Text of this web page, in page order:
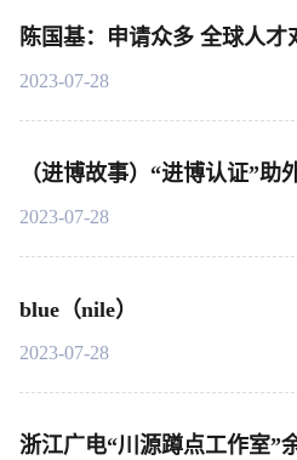
陈国基：申请众多 全球人才
2023-07-28
（进博故事）“进博认证”助
2023-07-28
blue（nile）
2023-07-28
浙江广电“川源蹲点工作室”